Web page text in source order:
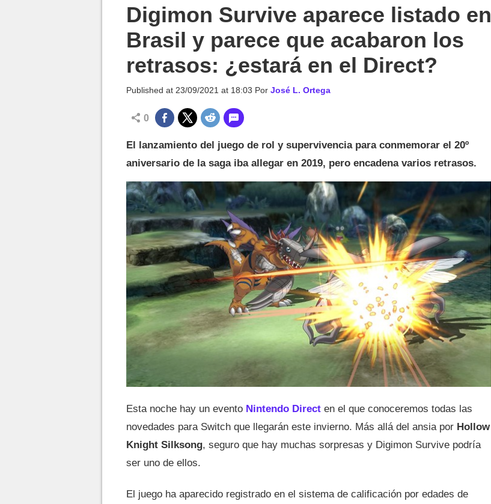
Digimon Survive aparece listado en
Brasil y parece que acabaron los
retrasos: ¿estará en el Direct?
Published at 23/09/2021 at 18:03 Por José L. Ortega
0
El lanzamiento del juego de rol y supervivencia para conmemorar el 20º
aniversario de la saga iba allegar en 2019, pero encadena varios retrasos.
Esta noche hay un evento Nintendo Direct en el que conoceremos todas las
novedades para Switch que llegarán este invierno. Más allá del ansia por Hollow
Knight Silksong, seguro que hay muchas sorpresas y Digimon Survive podría
ser uno de ellos.
El juego ha aparecido registrado en el sistema de calificación por edades de